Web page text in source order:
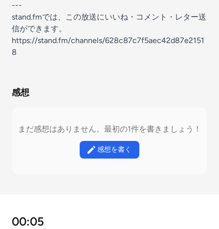
---
stand.fmでは、この放送にいいね・コメント・レター送
信ができます。
https://stand.fm/channels/628c87c7f5aec42d87e2151
8
感想
まだ感想はありません。最初の1件を書きましょう！
感想を書く
00:05